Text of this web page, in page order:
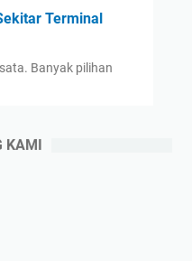
Terminal
Banyak pilihan
KAMI